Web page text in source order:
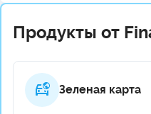
Продукты от
Зеленая карта